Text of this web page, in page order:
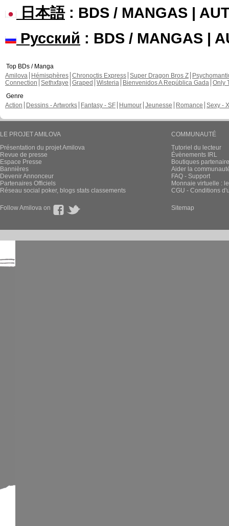
日本語: BDS / MANGAS |
Русский : BDS / MANGAS |
Top BDs / Manga
Amilova
Hémisphères Chronoctis Express Super Dragon Bros Z
Connection Sethxfaye Graped Wisteria Bienvenidos A República Gada Only
Genre
Action
Dessins - Artworks Fantasy - SF Humour Jeunesse Romance Sexy -
LE PROJET AMILOVA
Présentation du projet Amilova
Revue de presse
Espace Presse
Bannières
Devenir Annonceur
Partenaires Officiels
Réseau social poker, blogs stats classements
COMMUNAUTÉ
Tutoriel du lecteur
Évènements IRL
Boutiques
Aider la
FAQ - Support
Monnaie virtuelle :
CGU - Conditions
Follow Amilova on Sitemap